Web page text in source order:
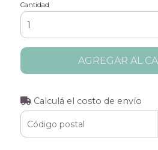
Cantidad
AGREGAR AL
Calculá el costo de envío